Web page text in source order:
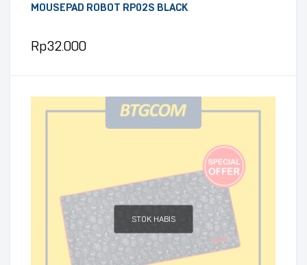
MOUSEPAD ROBOT RP02S BLACK
Rp32.000
STOK HABIS